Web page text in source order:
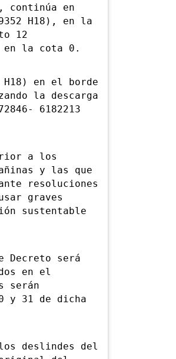
continúa en
H18), en la
12
en la cota 0.
H18) en el borde
la descarga
6182213
a los
y las que
resoluciones
graves
sustentable
será
en el
serán
y 31 de dicha
deslindes del